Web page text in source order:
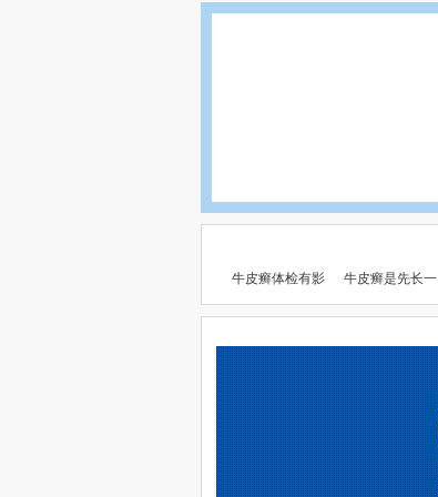
牛皮癣体检有影 牛皮癣是先长一